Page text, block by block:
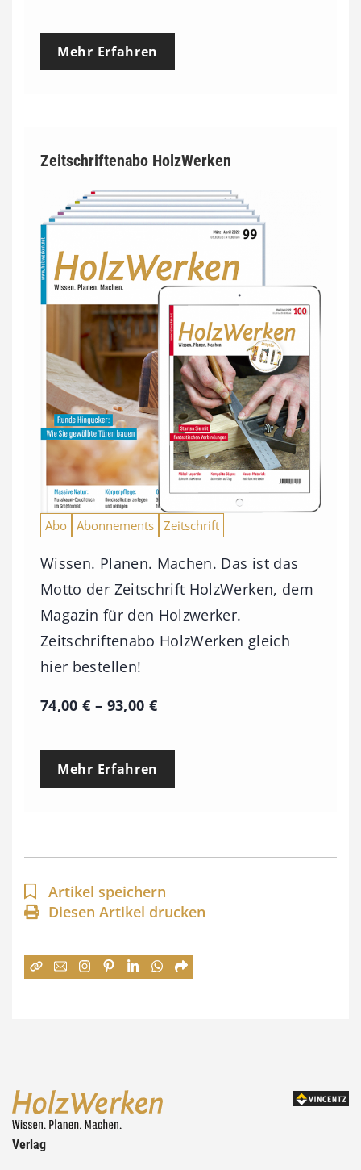
Mehr Erfahren
Zeitschriftenabo HolzWerken
Abo Abonnements Zeitschrift
Wissen. Planen. Machen. Das ist das
Motto der Zeitschrift HolzWerken, dem
Magazin für den Holzwerker.
Zeitschriftenabo HolzWerken gleich
hier bestellen!
74,00€ – 93,00 €P
e
p
a
n
e
0
Mehr Erfahren
Artikel speichern
Diesen Artikel drucken
Verlag